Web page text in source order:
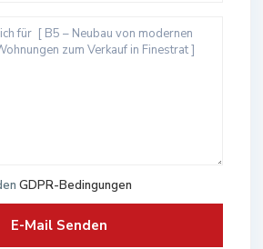
GDPR-Bedingungen